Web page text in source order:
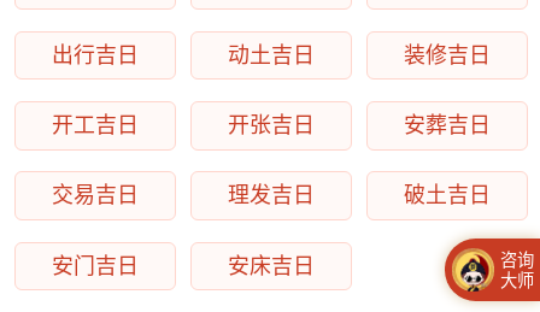
出行吉日 动土吉日 装修吉日
开工吉日 开张吉日 安葬吉日
交易吉日 理发吉日 破土吉日
安门吉日 安床吉日
咨询
大师